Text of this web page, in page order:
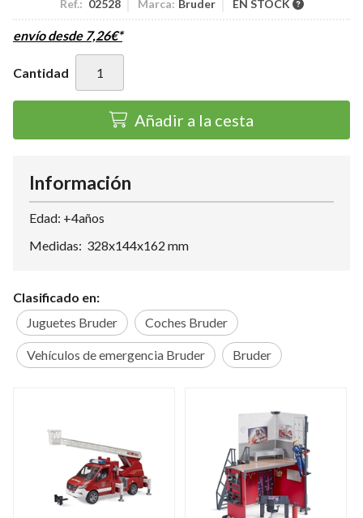
Ref.: 02528 Marca: Bruder EN STOCK
envío desde 7,26€*
Cantidad
Añadir a la cesta
Información
Edad: +4años
Medidas: 328x144x162 mm
Clasificado en:
Juguetes Bruder
Coches Bruder
Vehículos de emergencia Bruder Bruder